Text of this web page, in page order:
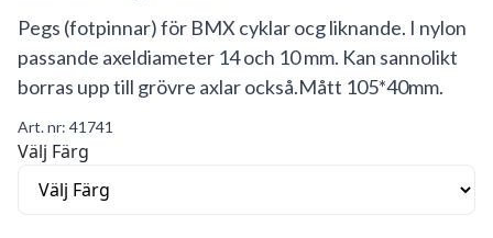
Pegs (fotpinnar) för BMX cyklar ocg liknande. I nylon
passande axeldiameter 14 och 10 mm. Kan sannolikt
borras upp till grövre axlar också.Mått 105*40mm.
Art. nr: 41741
Välj Färg